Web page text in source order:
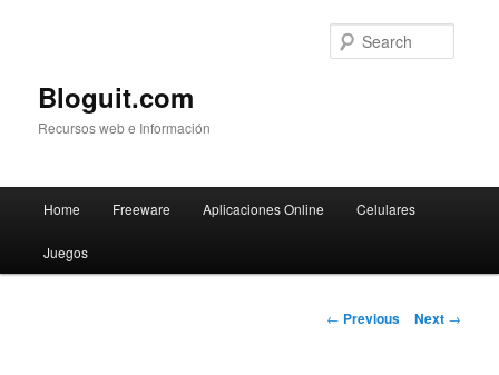
Bloguit.com
Recursos web e Información
Skip
to
Home Freeware Aplicaciones Online Celulares
Juegos
Post
← Previous Next →